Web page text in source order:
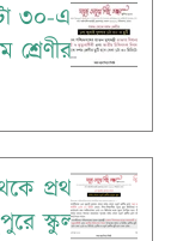
৩০-এ
প্রথম
স্কুল